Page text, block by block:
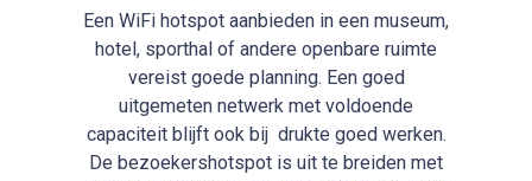
Een WiFi hotspot aanbieden in een museum,
hotel, sporthal of andere openbare ruimte
vereist goede planning. Een goed
uitgemeten netwerk met voldoende
capaciteit blijft ook bij drukte goed werken.
De bezoekershotspot is uit te breiden met